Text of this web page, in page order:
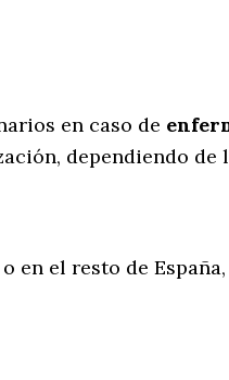
en caso de
dependiendo de
en el resto de